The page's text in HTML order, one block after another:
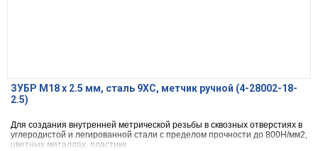
ЗУБР М18 x 2.5 мм, сталь 9ХС, метчик ручной (4-28002-18-
2.5)
Для создания внутренней метрической резьбы в сквозных отверстиях в
углеродистой и легированной стали с пределом прочности до 800Н/мм2,
цветных металлах, пластике